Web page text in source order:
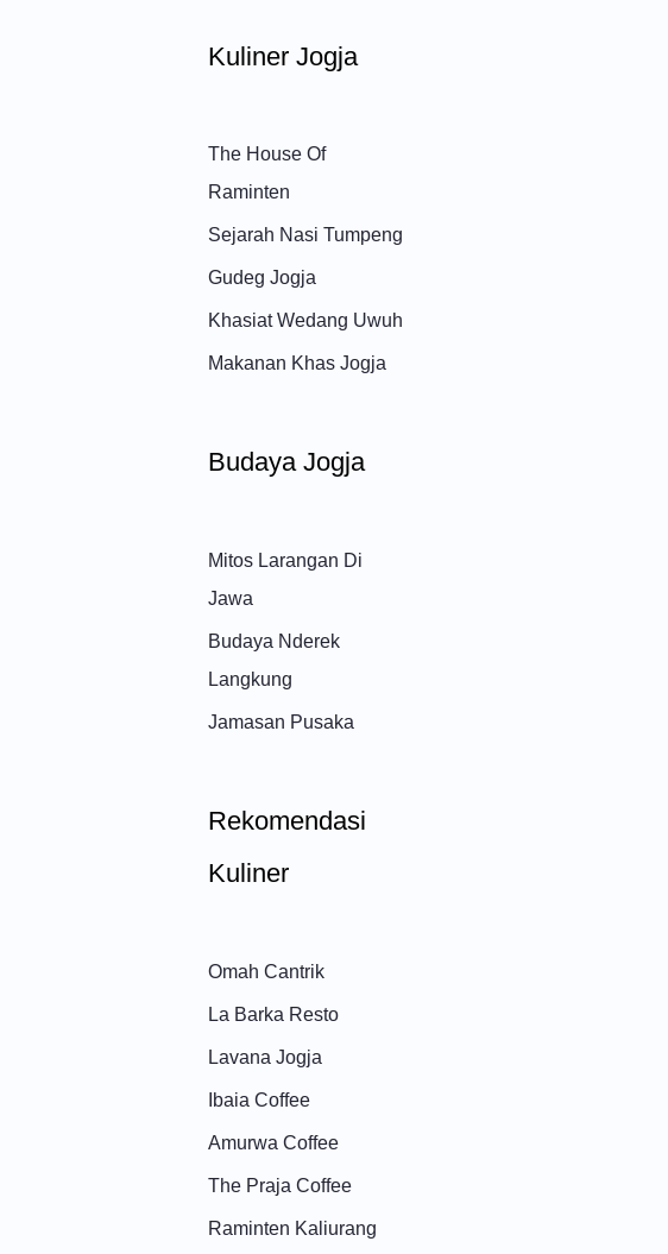
Kuliner Jogja
The House Of
Raminten
Sejarah Nasi Tumpeng
Gudeg Jogja
Khasiat Wedang Uwuh
Makanan Khas Jogja
Budaya Jogja
Mitos Larangan Di
Jawa
Budaya Nderek
Langkung
Jamasan Pusaka
Rekomendasi
Kuliner
Omah Cantrik
La Barka Resto
Lavana Jogja
Ibaia Coffee
Amurwa Coffee
The Praja Coffee
Raminten Kaliurang